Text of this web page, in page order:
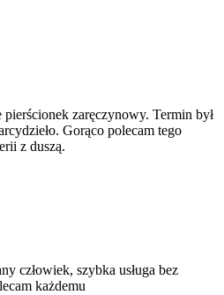
zaręczynowy. Termin był
Gorąco polecam tego
z duszą.
człowiek, szybka usługa bez
każdemu